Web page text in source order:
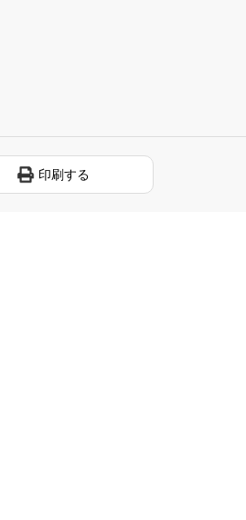
印刷する